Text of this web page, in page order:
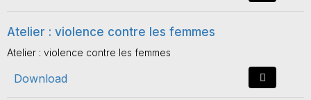
Atelier : violence contre les femmes
Atelier : violence contre les femmes
Download